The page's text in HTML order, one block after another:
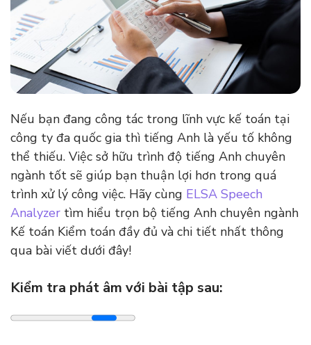
Nếu bạn đang công tác trong lĩnh vực kế toán tại
công ty đa quốc gia thì tiếng Anh là yếu tố không
thể thiếu. Việc sở hữu trình độ tiếng Anh chuyên
ngành tốt sẽ giúp bạn thuận lợi hơn trong quá
trình xử lý công việc. Hãy cùng ELSA Speech
Analyzer tìm hiểu trọn bộ tiếng Anh chuyên ngành
Kế toán Kiểm toán đầy đủ và chi tiết nhất thông
qua bài viết dưới đây!
Kiểm tra phát âm với bài tập sau: